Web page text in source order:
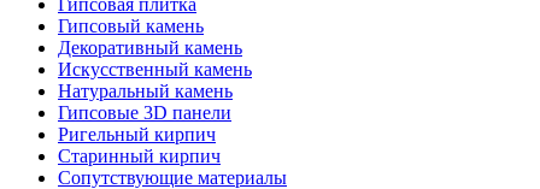
Гипсовая плитка
Гипсовый камень
Декоративный камень
Искусственный камень
Натуральный камень
Гипсовые 3D панели
Ригельный кирпич
Старинный кирпич
Сопутствующие материалы